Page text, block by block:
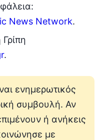
News Network.
.
ενημερωτικός
συμβουλή. Αν
ή ανήκεις
με